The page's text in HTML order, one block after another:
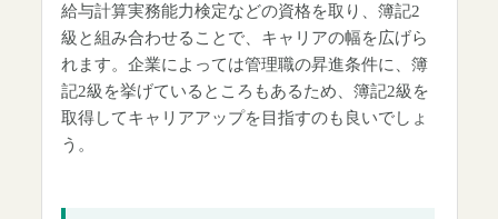
給与計算実務能力検定などの資格を取り、簿記2
級と組み合わせることで、キャリアの幅を広げら
れます。企業によっては管理職の昇進条件に、簿
記2級を挙げているところもあるため、簿記2級を
取得してキャリアアップを目指すのも良いでしょ
う。